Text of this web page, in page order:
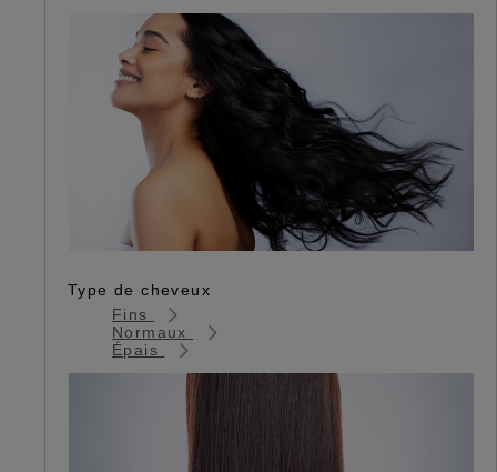
Type de cheveux
Fins
Normaux
Épais